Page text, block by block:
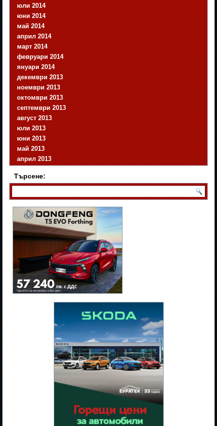
юли 2014
юни 2014
май 2014
април 2014
март 2014
февруари 2014
януари 2014
декември 2013
ноември 2013
октомври 2013
септември 2013
август 2013
юли 2013
юни 2013
май 2013
април 2013
Търсене: